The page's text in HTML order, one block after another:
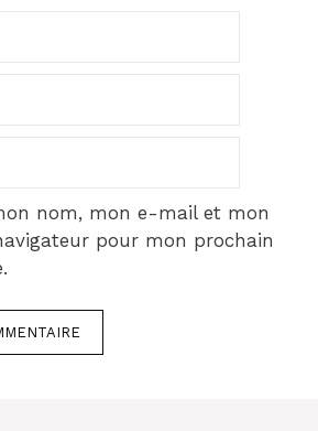
nom, mon e-mail et mon
pour mon prochain